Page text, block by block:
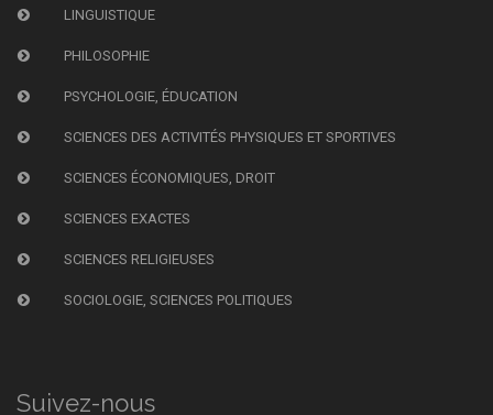
LINGUISTIQUE
PHILOSOPHIE
PSYCHOLOGIE, ÉDUCATION
SCIENCES DES ACTIVITÉS PHYSIQUES ET SPORTIVES
SCIENCES ÉCONOMIQUES, DROIT
SCIENCES EXACTES
SCIENCES RELIGIEUSES
SOCIOLOGIE, SCIENCES POLITIQUES
Suivez-nous